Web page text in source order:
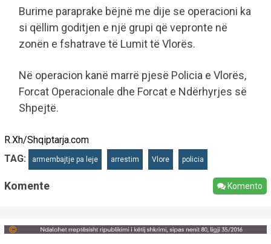
Burime paraprake bëjnë me dije se operacioni ka
si qëllim goditjen e një grupi që vepronte në
zonën e fshatrave të Lumit të Vlorës.
Në operacion kanë marrë pjesë Policia e Vlorës,
Forcat Operacionale dhe Forcat e Ndërhyrjes së
Shpejtë.
R.Xh/Shqiptarja.com
TAG:
armembajtje pa leje arrestim Vlore policia
Komente Komento